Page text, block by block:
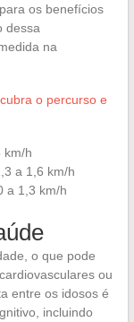
os benefícios
dessa
na
o percurso e
km/h
a 1,6 km/h
a 1,3 km/h
o que pode
ou
entre os idosos é
incluindo